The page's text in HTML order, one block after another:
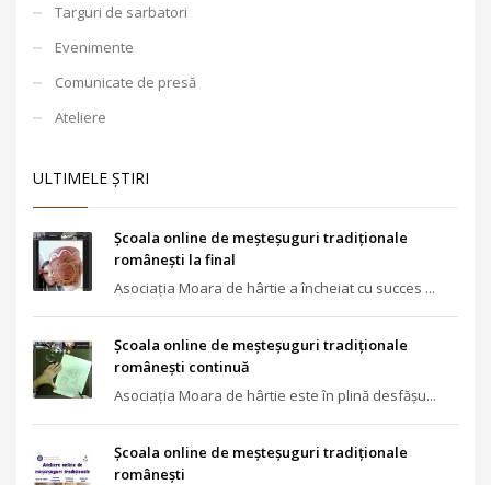
Targuri de sarbatori
Evenimente
Comunicate de presă
Ateliere
ULTIMELE ŞTIRI
Școala online de meșteșuguri tradiționale
românești la final
Asociația Moara de hârtie a încheiat cu succes ...
Școala online de meșteșuguri tradiționale
românești continuă
Asociația Moara de hârtie este în plină desfășu...
Școala online de meșteșuguri tradiționale
românești